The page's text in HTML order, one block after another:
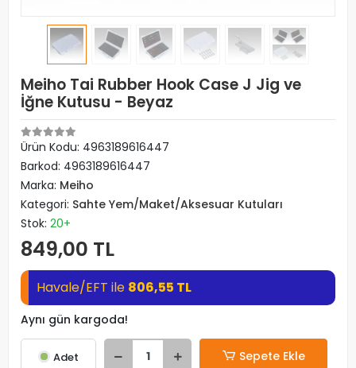
Meiho Tai Rubber Hook Case J Jig ve
İğne Kutusu - Beyaz
Ürün Kodu: 4963189616447
Barkod: 4963189616447
Marka: Meiho
Kategori: Sahte Yem/Maket/Aksesuar Kutuları
Stok: 20+
849,00 TL
Havale/EFT ile 806,55 TL
Aynı gün kargoda!
Adet Sepete Ekle